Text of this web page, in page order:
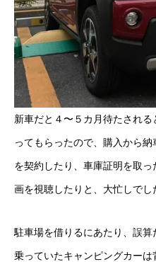
新車だと４〜５カ月待たされ
ってもらったので、購入から
を契約したり、車庫証明を取
画を視聴したりと、大忙しでし
駐車場を借りるにあたり、誤
乗っていたキャンピングカー